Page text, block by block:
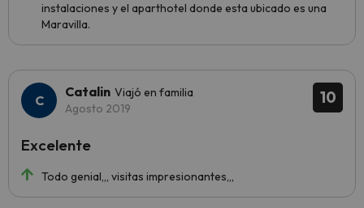
instalaciones y el aparthotel donde esta ubicado es una
Maravilla.
10
Catalin Viajó en familia
Agosto 2019
Todo genial,,, visitas impresionantes,,,
Excelente